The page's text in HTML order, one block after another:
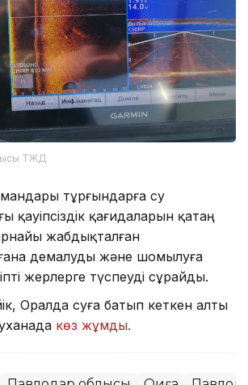
ТЖД
тұрғындарға су
қауіпсіздік қағидаларын қатаң
жабдықталған
демалуды және шомылуға
жерлерге түспеуді сұрайды.
Оралда суға батып кеткен алты
көз жұмды.